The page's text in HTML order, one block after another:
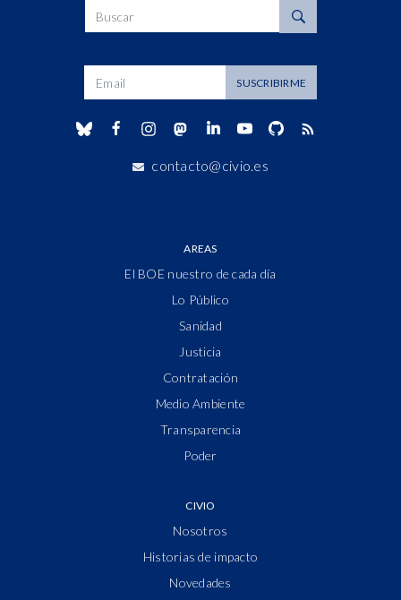
SUSCRIBIRME
contacto@civio.es
AREAS
El BOE nuestro de cada día
Lo Público
Sanidad
Justicia
Contratación
Medio Ambiente
Transparencia
Poder
CIVIO
Nosotros
Historias de impacto
Novedades